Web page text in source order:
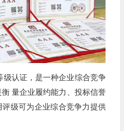
级认证，是一种企业综合竞争
量企业履约能力、投标信誉
级可为企业综合竞争力提供